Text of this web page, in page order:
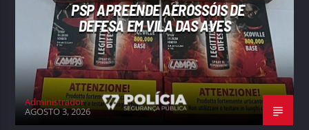
PSP APREENDE AEROSSÓIS DE
DEFESA EM VILA DAS AVES
Administrador
AGOSTO 3, 2026